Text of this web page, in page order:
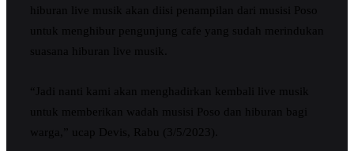
hiburan live musik akan diisi penampilan dari musisi Poso
untuk menghibur pengunjung cafe yang sudah merindukan
suasana hiburan live musik.
“Jadi nanti kami akan menghadirkan kembali live musik
untuk memberikan wadah musisi Poso dan hiburan bagi
warga,” ucap Devis, Rabu (3/5/2023).